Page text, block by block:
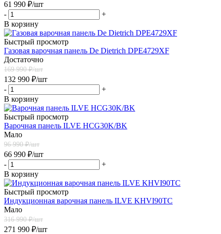
61 990 ₽/шт
-
+
В корзину
Быстрый просмотр
Газовая варочная панель De Dietrich DPE4729XF
Достаточно
169 990₽/шт
132 990 ₽/шт
-
+
В корзину
Быстрый просмотр
Варочная панель ILVE HCG30K/BK
Мало
96 990₽/шт
66 990 ₽/шт
-
+
В корзину
Быстрый просмотр
Индукционная варочная панель ILVE KHVI90TC
Мало
316 990₽/шт
271 990 ₽/шт